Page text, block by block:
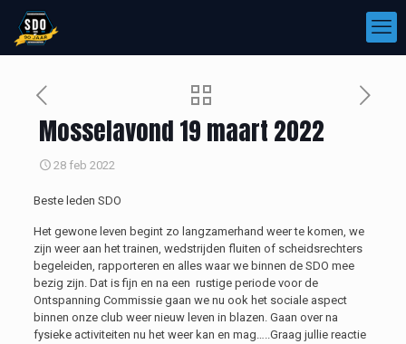
Mosselavond 19 maart 2022
28 feb 2022
Beste leden SDO
Het gewone leven begint zo langzamerhand weer te komen, we
zijn weer aan het trainen, wedstrijden fluiten of scheidsrechters
begeleiden, rapporteren en alles waar we binnen de SDO mee
bezig zijn. Dat is fijn en na een rustige periode voor de
Ontspanning Commissie gaan we nu ook het sociale aspect
binnen onze club weer nieuw leven in blazen. Gaan over na
fysieke activiteiten nu het weer kan en mag…..Graag jullie reactie